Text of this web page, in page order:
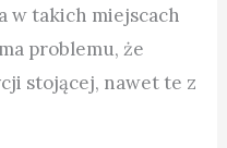
w takich miejscach
problemu, że
stojącej, nawet te z